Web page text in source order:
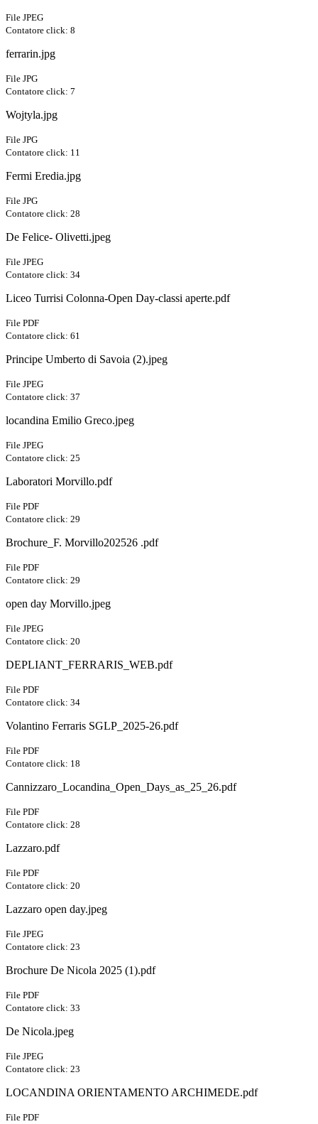
File JPEG
Contatore click: 8
ferrarin.jpg
File JPG
Contatore click: 7
Wojtyla.jpg
File JPG
Contatore click: 11
Fermi Eredia.jpg
File JPG
Contatore click: 28
De Felice- Olivetti.jpeg
File JPEG
Contatore click: 34
Liceo Turrisi Colonna-Open Day-classi aperte.pdf
File PDF
Contatore click: 61
Principe Umberto di Savoia (2).jpeg
File JPEG
Contatore click: 37
locandina Emilio Greco.jpeg
File JPEG
Contatore click: 25
Laboratori Morvillo.pdf
File PDF
Contatore click: 29
Brochure_F. Morvillo202526 .pdf
File PDF
Contatore click: 29
open day Morvillo.jpeg
File JPEG
Contatore click: 20
DEPLIANT_FERRARIS_WEB.pdf
File PDF
Contatore click: 34
Volantino Ferraris SGLP_2025-26.pdf
File PDF
Contatore click: 18
Cannizzaro_Locandina_Open_Days_as_25_26.pdf
File PDF
Contatore click: 28
Lazzaro.pdf
File PDF
Contatore click: 20
Lazzaro open day.jpeg
File JPEG
Contatore click: 23
Brochure De Nicola 2025 (1).pdf
File PDF
Contatore click: 33
De Nicola.jpeg
File JPEG
Contatore click: 23
LOCANDINA ORIENTAMENTO ARCHIMEDE.pdf
File PDF